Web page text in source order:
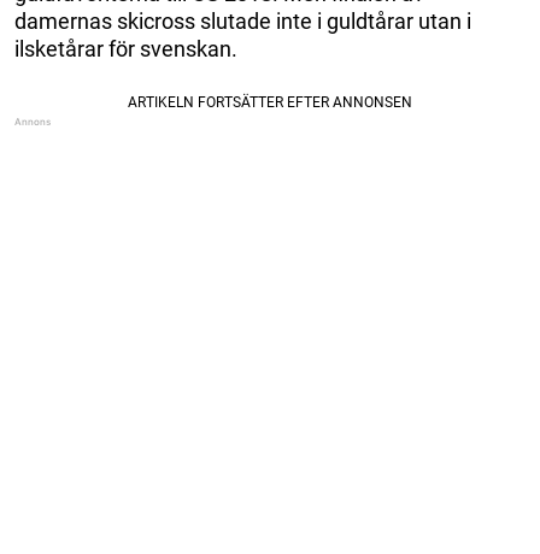
damernas skicross slutade inte i guldtårar utan i
ilsketårar för svenskan.